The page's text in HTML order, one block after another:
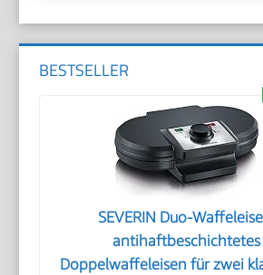
BESTSELLER
SEVERIN Duo-
antihaftbeschichtetes
Doppelwaffeleisen für zwei